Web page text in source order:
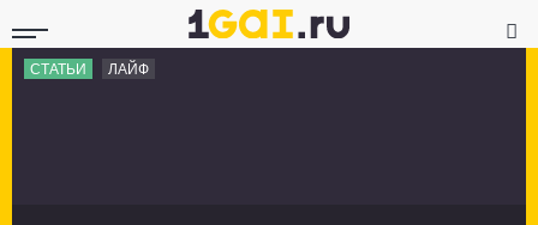
СТАТЬИ ЛАЙФ